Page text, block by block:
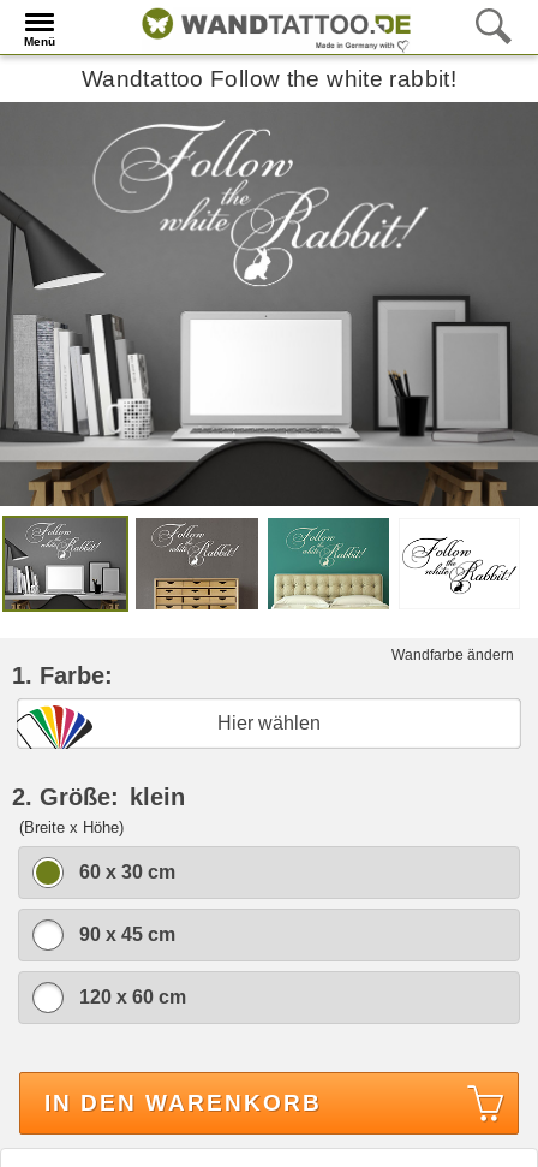
Menü
Wandtattoo Follow the white rabbit!
Wandfarbe ändern
1. Farbe:
Hier wählen
2. Größe: klein
(Breite x Höhe)
60 x 30 cm
90 x 45 cm
120 x 60 cm
IN DEN WARENKORB